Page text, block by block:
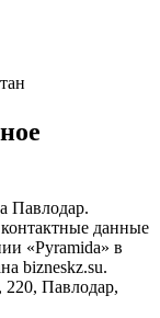
Павлодар.
данные
«Pyramida» в
bizneskz.su.
220, Павлодар,